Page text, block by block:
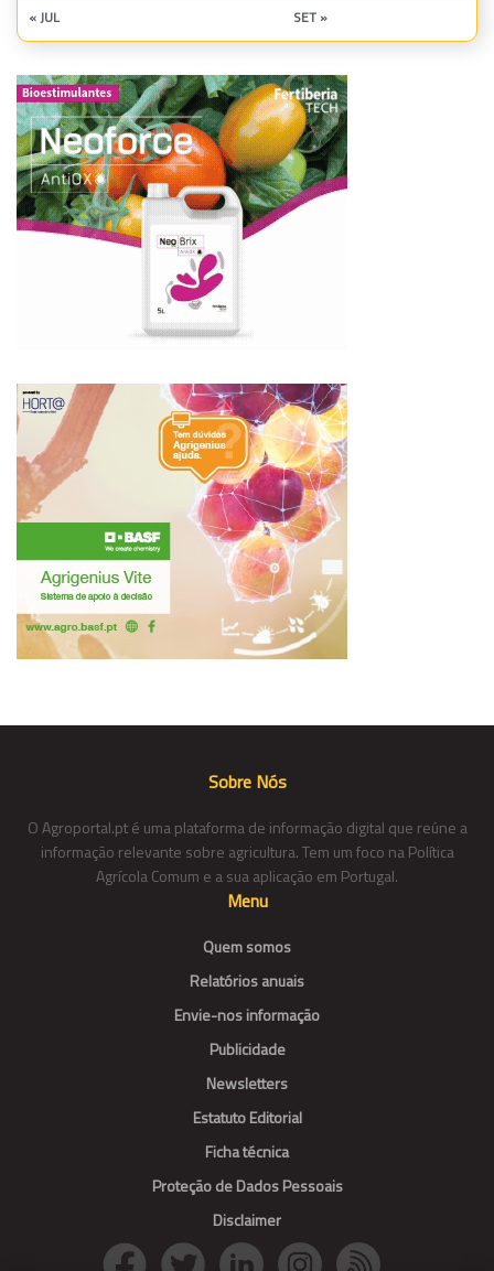
« JUL SET »
Sobre Nós
O Agroportal.pt é uma plataforma de informação digital que reúne a
informação relevante sobre agricultura. Tem um foco na Política
Agrícola Comum e a sua aplicação em Portugal.
Menu
Quem somos
Relatórios anuais
Envie-nos informação
Publicidade
Newsletters
Estatuto Editorial
Ficha técnica
Proteção de Dados Pessoais
Disclaimer